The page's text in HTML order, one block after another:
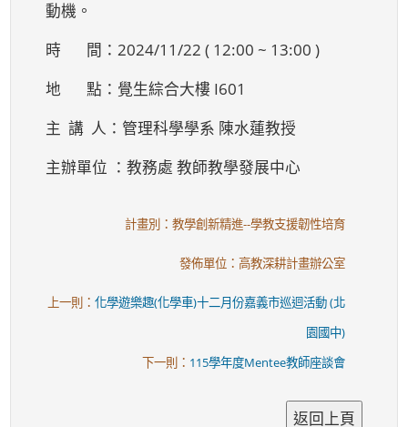
動機。
時 間：2024/11/22 ( 12:00 ~ 13:00 )
地 點：覺生綜合大樓 I601
主 講 人：管理科學學系 陳水蓮教授
主辦單位 ：教務處 教師教學發展中心
計畫別：教學創新精進--學教支援韌性培育
發佈單位：高教深耕計畫辦公室
上一則：化學遊樂趣(化學車)十二月份嘉義市巡迴活動 (北
園國中)
下一則： 115學年度Mentee教師座談會